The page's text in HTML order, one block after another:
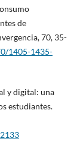
de
70, 35-
1405-1435-
y digital: una
estudiantes.